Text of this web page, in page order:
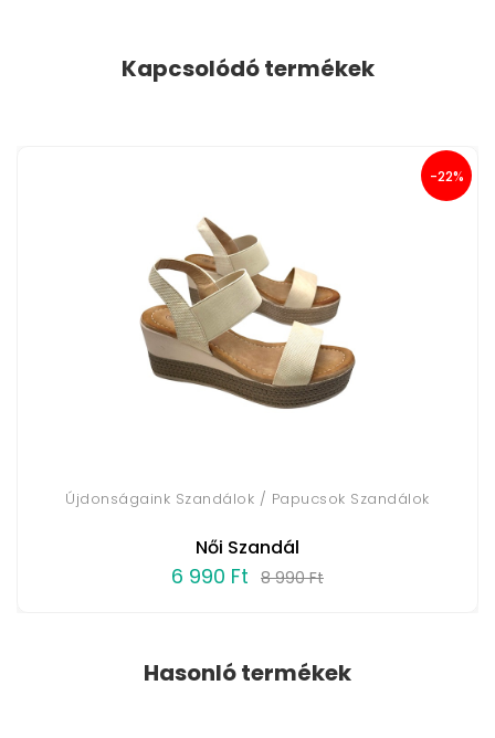
Kapcsolódó termékek
-22%
Újdonságaink Szandálok / Papucsok Szandálok
Női Szandál
6 990 Ft 8 990 Ft
Hasonló termékek